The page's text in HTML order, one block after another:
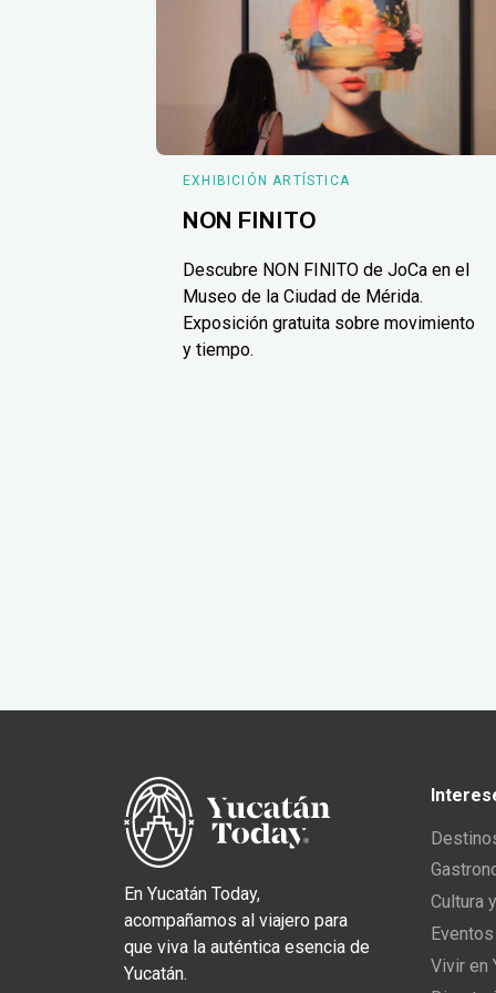
EXHIBICIÓN ARTÍSTICA
NON FINITO
Descubre NON FINITO de JoCa en el
Museo de la Ciudad de Mérida.
Exposición gratuita sobre movimiento
y tiempo.
En Yucatán Today,
acompañamos al viajero para
que viva la auténtica esencia de
Yucatán.
Cultura
Vivir en